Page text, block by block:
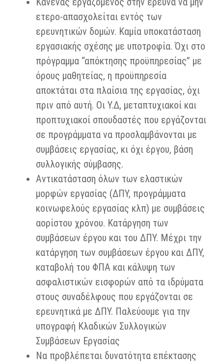
ετερο-απασχολείται εντός των
ερευνητικών δομών. Καμία υποκατάσταση
εργασιακής σχέσης με υποτροφία. Όχι στο
πρόγραμμα “απόκτησης προϋπηρεσίας” με
όρους μαθητείας, η προϋπηρεσία
αποκτάται στα πλαίσια της εργασίας, όχι
πριν από αυτή. Οι Υ.Δ, μεταπτυχιακοί και
προπτυχιακοί σπουδαστές που εργάζονται
σε προγράμματα να προσλαμβάνονται με
συμβάσεις εργασίας, κι όχι έργου, βάση
συλλογικής σύμβασης.
Αντικατάσταση όλων των ελαστικών
μορφών εργασίας (ΔΠΥ, προγράμματα
κοινωφελούς εργασίας κλπ) με συμβάσεις
αορίστου χρόνου. Κατάργηση των
συμβάσεων έργου και του ΔΠΥ. Μέχρι την
κατάργηση των συμβάσεων έργου και ΔΠΥ,
καταβολή του ΦΠΑ και κάλυψη των
ασφαλιστικών εισφορών από τα ιδρύματα
στους συναδέλφους που εργάζονται σε
ερευνητικά με ΔΠΥ. Παλεύουμε για την
υπογραφή Κλαδικών Συλλογικών
Συμβάσεων Εργασίας
Να προβλέπεται δυνατότητα επέκτασης